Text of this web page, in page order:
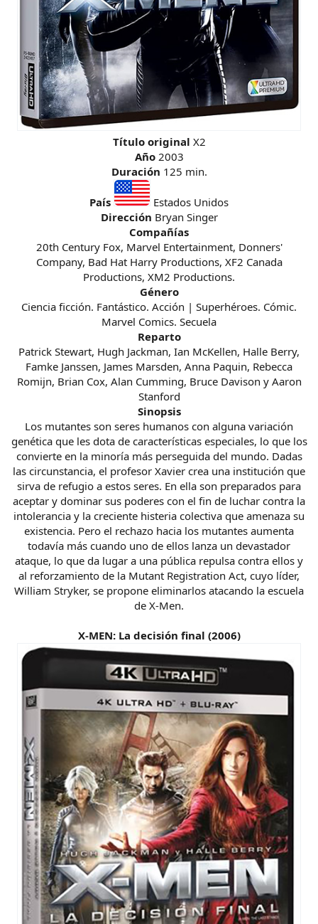
Título original X2
Año 2003
Duración 125 min.
País
Estados Unidos
Dirección Bryan Singer
Compañías
20th Century Fox, Marvel Entertainment, Donners'
Company, Bad Hat Harry Productions, XF2 Canada
Productions, XM2 Productions.
Género
Ciencia ficción. Fantástico. Acción | Superhéroes. Cómic.
Marvel Comics. Secuela
Reparto
Patrick Stewart, Hugh Jackman, Ian McKellen, Halle Berry,
Famke Janssen, James Marsden, Anna Paquin, Rebecca
Romijn, Brian Cox, Alan Cumming, Bruce Davison y Aaron
Stanford
Sinopsis
Los mutantes son seres humanos con alguna variación
genética que les dota de características especiales, lo que los
convierte en la minoría más perseguida del mundo. Dadas
las circunstancia, el profesor Xavier crea una institución que
sirva de refugio a estos seres. En ella son preparados para
aceptar y dominar sus poderes con el fin de luchar contra la
intolerancia y la creciente histeria colectiva que amenaza su
existencia. Pero el rechazo hacia los mutantes aumenta
todavía más cuando uno de ellos lanza un devastador
ataque, lo que da lugar a una pública repulsa contra ellos y
al reforzamiento de la Mutant Registration Act, cuyo líder,
William Stryker, se propone eliminarlos atacando la escuela
de X-Men.
X-MEN: La decisión final (2006)